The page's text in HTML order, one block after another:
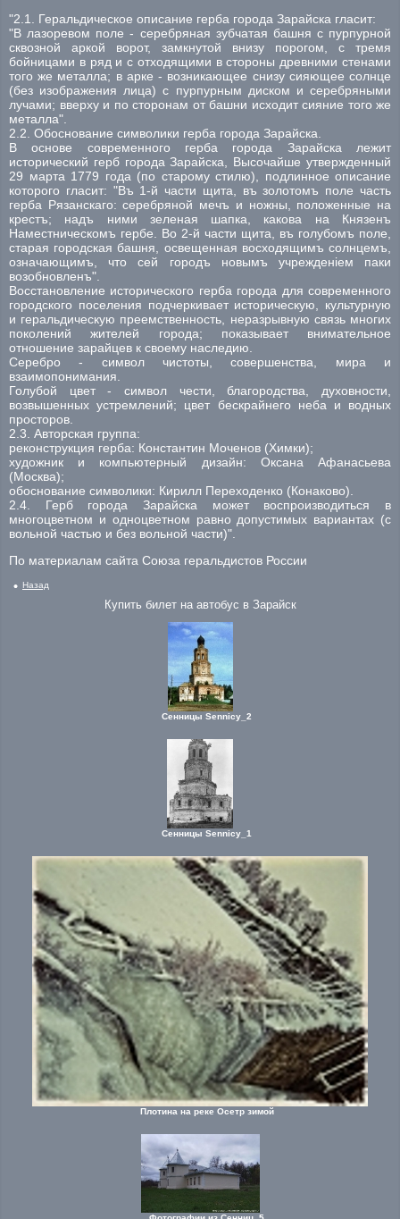
"2.1. Геральдическое описание герба города Зарайска гласит:
"В лазоревом поле - серебряная зубчатая башня с пурпурной
сквозной аркой ворот, замкнутой внизу порогом, с тремя
бойницами в ряд и с отходящими в стороны древними стенами
того же металла; в арке - возникающее снизу сияющее солнце
(без изображения лица) с пурпурным диском и серебряными
лучами; вверху и по сторонам от башни исходит сияние того же
металла".
2.2. Обоснование символики герба города Зарайска.
В основе современного герба города Зарайска лежит
исторический герб города Зарайска, Высочайше утвержденный
29 марта 1779 года (по старому стилю), подлинное описание
которого гласит: "Въ 1-й части щита, въ золотомъ поле часть
герба Рязанскаго: серебряной мечъ и ножны, положенные на
крестъ; надъ ними зеленая шапка, какова на Князенъ
Наместническомъ гербе. Во 2-й части щита, въ голубомъ поле,
старая городская башня, освещенная восходящимъ солнцемъ,
означающимъ, что сей городъ новымъ учрежденiем паки
возобновленъ".
Восстановление исторического герба города для современного
городского поселения подчеркивает историческую, культурную
и геральдическую преемственность, неразрывную связь многих
поколений жителей города; показывает внимательное
отношение зарайцев к своему наследию.
Серебро - символ чистоты, совершенства, мира и
взаимопонимания.
Голубой цвет - символ чести, благородства, духовности,
возвышенных устремлений; цвет бескрайнего неба и водных
просторов.
2.3. Авторская группа:
реконструкция герба: Константин Моченов (Химки);
художник и компьютерный дизайн: Оксана Афанасьева
(Москва);
обоснование символики: Кирилл Переходенко (Конаково).
2.4. Герб города Зарайска может воспроизводиться в
многоцветном и одноцветном равно допустимых вариантах (с
вольной частью и без вольной части)".
По материалам сайта Союза геральдистов России
Назад
Купить билет на автобус в Зарайск
Сенницы Sennicy_2
Сенницы Sennicy_1
Плотина на реке Осетр зимой